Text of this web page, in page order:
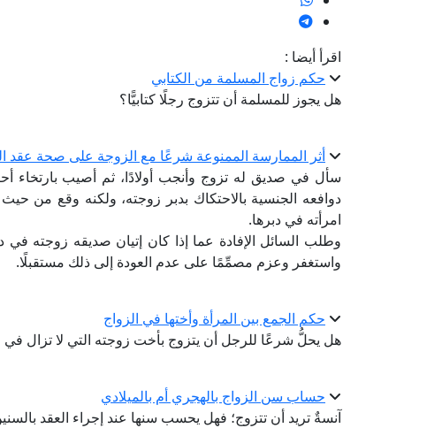
اقرأ أيضا :
حكم زواج المسلمة من الكتابي
هل يجوز للمسلمة أن تتزوج رجلًا كتابيًّا؟
أثر الممارسة الممنوعة شرعًا مع الزوجة على صحة عقد
سأل في صديق له تزوج وأنجب أولادًا، ثم أصيب بارتخاء
دوافعه الجنسية بالاحتكاك بدبر زوجته، ولكنه وقع من
امرأته في دبرها.
وطلب السائل الإفادة عما إذا كان إتيان صديقه زوجته في
واستغفر وعزم مصمِّمًا على عدم العودة إلى ذلك مستقبلًا.
حكم الجمع بين المرأة وأختها في الزواج
هل يحلُّ شرعًا للرجل أن يتزوج بأخت زوجته التي لا تزال
حساب سن الزواج بالهجري أم بالميلادي
آنسةٌ تريد أن تتزوج؛ فهل يحسب سنها عند إجراء العقد بالسنين